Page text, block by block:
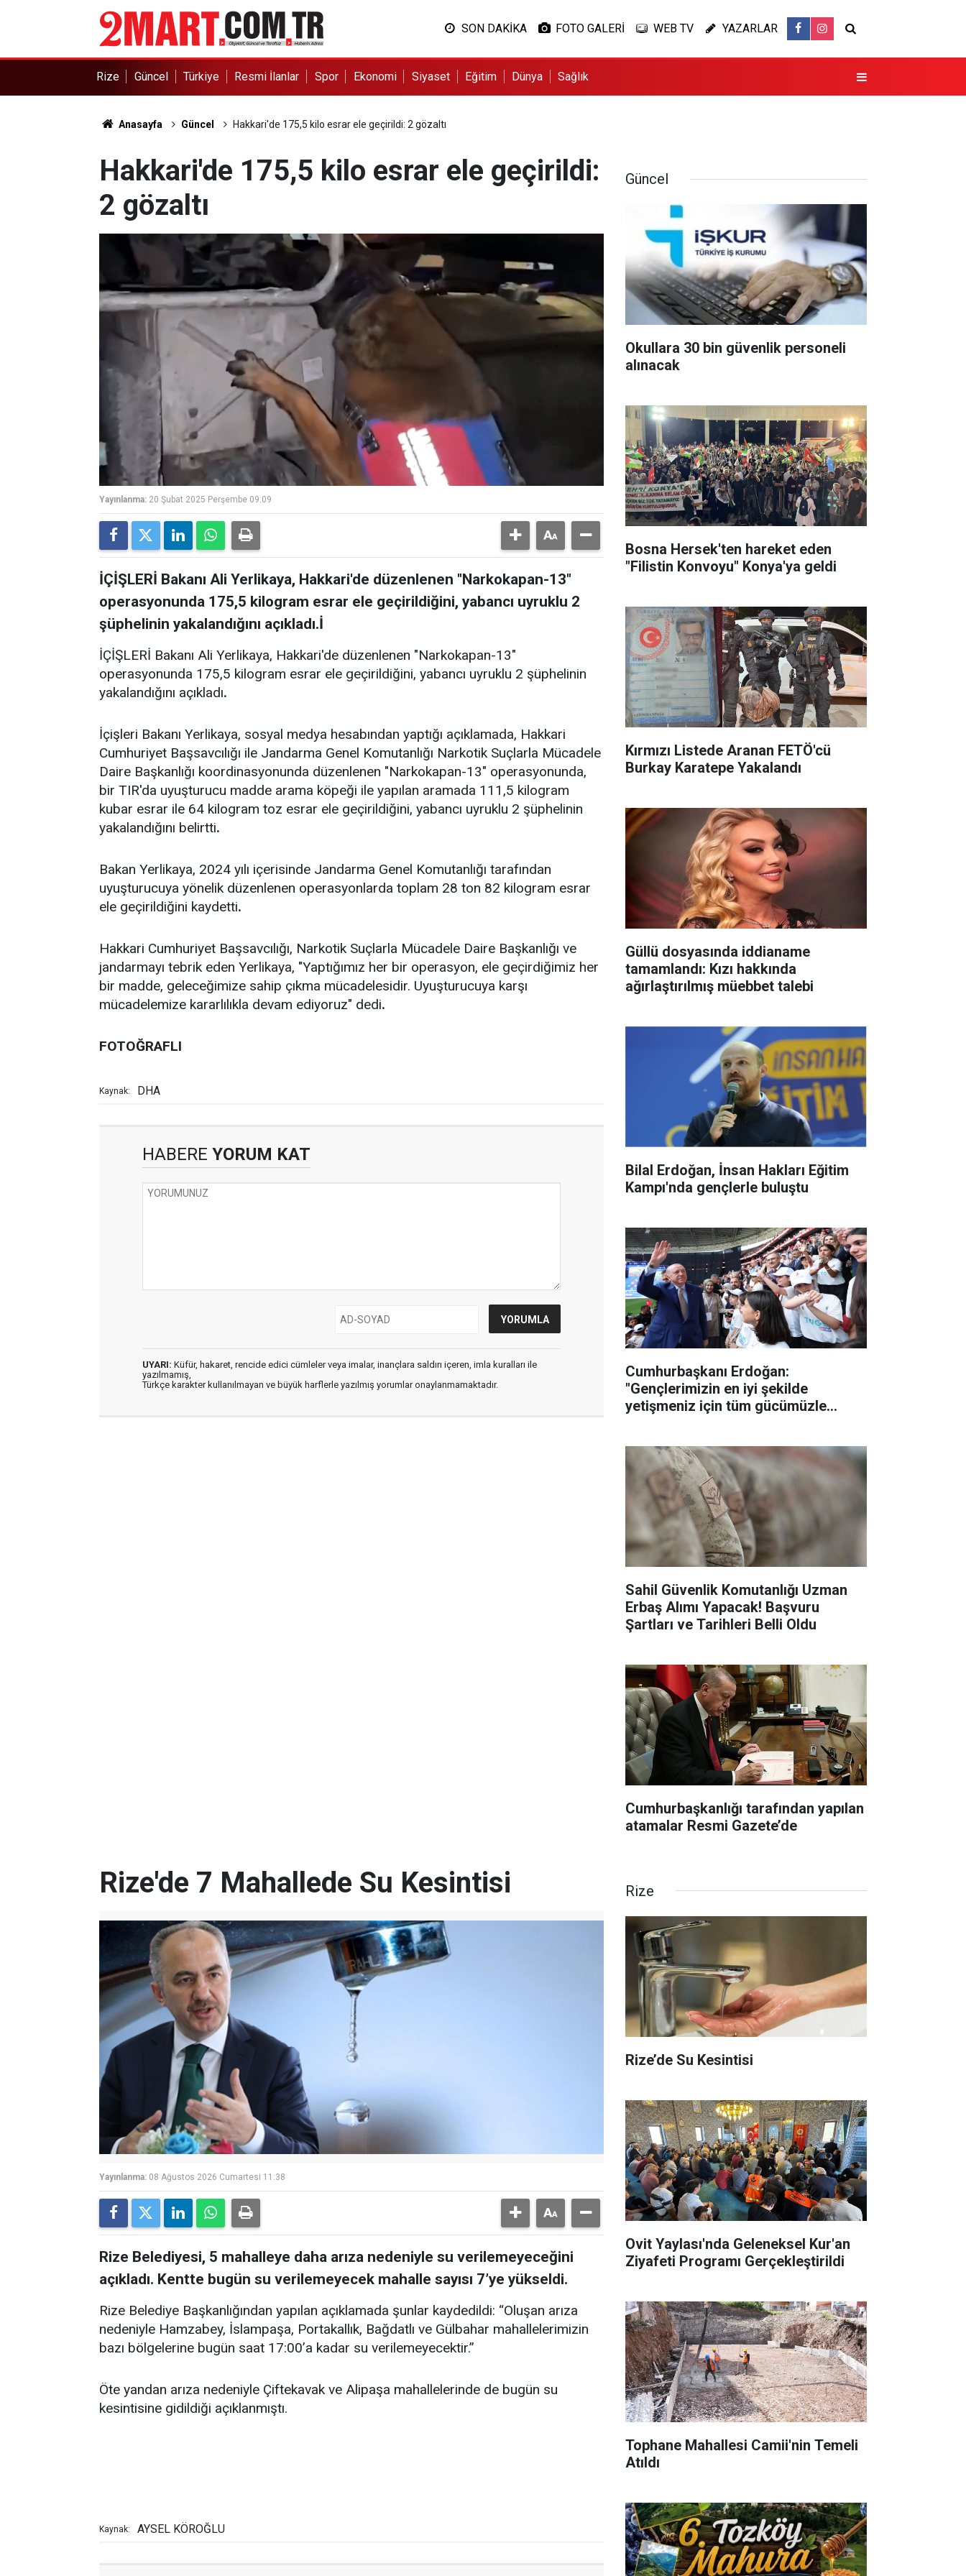
SON DAKİKA FOTO GALERİ WEB TV YAZARLAR
Rize Güncel Türkiye Resmi İlanlar Spor Ekonomi Siyaset Eğitim Dünya Sağlık
Anasayfa Güncel Hakkari'de 175,5 kilo esrar ele geçirildi: 2 gözaltı
Hakkari'de 175,5 kilo esrar ele geçirildi:
2 gözaltı
Yayınlanma: 20 Şubat 2025 Perşembe 09:09
İÇİŞLERİ Bakanı Ali Yerlikaya, Hakkari'de düzenlenen "Narkokapan-13"
operasyonunda 175,5 kilogram esrar ele geçirildiğini, yabancı uyruklu 2
şüphelinin yakalandığını açıkladı.İ
İÇİŞLERİ Bakanı Ali Yerlikaya, Hakkari'de düzenlenen "Narkokapan-13"
operasyonunda 175,5 kilogram esrar ele geçirildiğini, yabancı uyruklu 2 şüphelinin
yakalandığını açıkladı.
İçişleri Bakanı Yerlikaya, sosyal medya hesabından yaptığı açıklamada, Hakkari
Cumhuriyet Başsavcılığı ile Jandarma Genel Komutanlığı Narkotik Suçlarla Mücadele
Daire Başkanlığı koordinasyonunda düzenlenen "Narkokapan-13" operasyonunda,
bir TIR'da uyuşturucu madde arama köpeği ile yapılan aramada 111,5 kilogram
kubar esrar ile 64 kilogram toz esrar ele geçirildiğini, yabancı uyruklu 2 şüphelinin
yakalandığını belirtti.
Bakan Yerlikaya, 2024 yılı içerisinde Jandarma Genel Komutanlığı tarafından
uyuşturucuya yönelik düzenlenen operasyonlarda toplam 28 ton 82 kilogram esrar
ele geçirildiğini kaydetti.
Hakkari Cumhuriyet Başsavcılığı, Narkotik Suçlarla Mücadele Daire Başkanlığı ve
jandarmayı tebrik eden Yerlikaya, "Yaptığımız her bir operasyon, ele geçirdiğimiz her
bir madde, geleceğimize sahip çıkma mücadelesidir. Uyuşturucuya karşı
mücadelemize kararlılıkla devam ediyoruz" dedi.
FOTOĞRAFLI
Kaynak: DHA
HABERE YORUM KAT
UYARI: Küfür, hakaret, rencide edici cümleler veya imalar, inançlara saldırı içeren, imla kuralları ile
yazılmamış,
Türkçe karakter kullanılmayan ve büyük harflerle yazılmış yorumlar onaylanmamaktadır.
Güncel
Okullara 30 bin güvenlik personeli
alınacak
Bosna Hersek'ten hareket eden
"Filistin Konvoyu" Konya'ya geldi
Kırmızı Listede Aranan FETÖ'cü
Burkay Karatepe Yakalandı
Güllü dosyasında iddianame
tamamlandı: Kızı hakkında
ağırlaştırılmış müebbet talebi
Bilal Erdoğan, İnsan Hakları Eğitim
Kampı'nda gençlerle buluştu
Cumhurbaşkanı Erdoğan:
"Gençlerimizin en iyi şekilde
yetişmeniz için tüm gücümüzle
Sahil Güvenlik Komutanlığı Uzman
Erbaş Alımı Yapacak! Başvuru
Şartları ve Tarihleri Belli Oldu
Cumhurbaşkanlığı tarafından yapılan
atamalar Resmi Gazete’de
Rize'de 7 Mahallede Su Kesintisi
Yayınlanma: 08 Ağustos 2026 Cumartesi 11:38
Rize Belediyesi, 5 mahalleye daha arıza nedeniyle su verilemeyeceğini
açıkladı. Kentte bugün su verilemeyecek mahalle sayısı 7’ye yükseldi.
Rize Belediye Başkanlığından yapılan açıklamada şunlar kaydedildi: “Oluşan arıza
nedeniyle Hamzabey, İslampaşa, Portakallık, Bağdatlı ve Gülbahar mahallelerimizin
bazı bölgelerine bugün saat 17:00’a kadar su verilemeyecektir.”
Öte yandan arıza nedeniyle Çiftekavak ve Alipaşa mahallelerinde de bugün su
kesintisine gidildiği açıklanmıştı.
Kaynak: AYSEL KÖROĞLU
Rize
Rize’de Su Kesintisi
Ovit Yaylası'nda Geleneksel Kur'an
Ziyafeti Programı Gerçekleştirildi
Tophane Mahallesi Camii'nin Temeli
Atıldı